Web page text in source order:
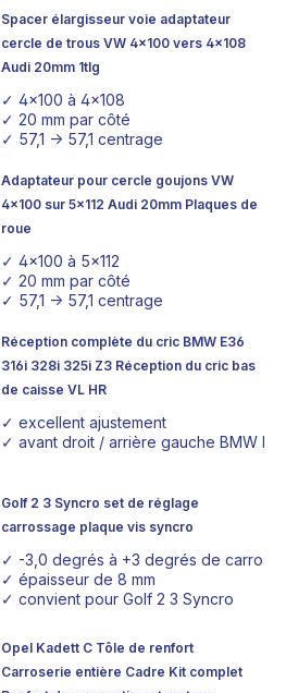
Spacer élargisseur voie adaptateur
cercle de trous VW 4x100 vers 4x108
Audi 20mm 1tlg
✓ 4x100 à 4x108
✓ 20 mm par côté
✓ 57,1 -> 57,1 centrage
Adaptateur pour cercle goujons VW
4x100 sur 5x112 Audi 20mm Plaques de
roue
✓ 4x100 à 5x112
✓ 20 mm par côté
✓ 57,1 -> 57,1 centrage
Réception complète du cric BMW E36
316i 328i 325i Z3 Réception du cric bas
de caisse VL HR
✓ excellent ajustement
✓ avant droit / arrière gauche BMW
Golf 2 3 Syncro set de réglage
carrossage plaque vis syncro
✓ -3,0 degrés à +3 degrés de
✓ épaisseur de 8 mm
✓ convient pour Golf 2 3 Syncro
Opel Kadett C Tôle de renfort
Carroserie entière Cadre Kit complet